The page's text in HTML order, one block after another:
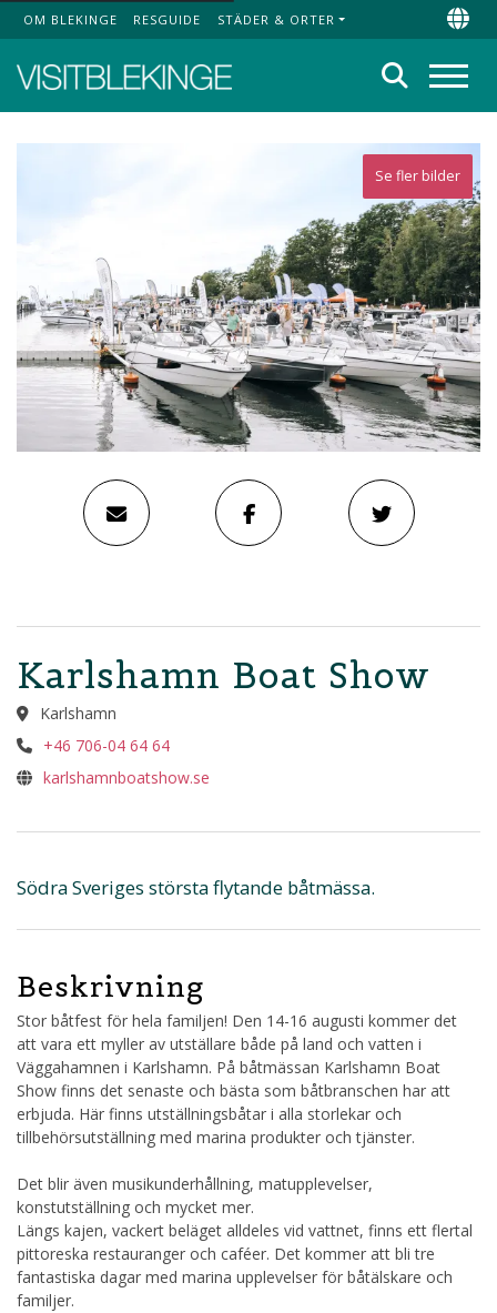
Top Menu
OM BLEKINGE RESGUIDE STÄDER & ORTER
Sök
Se fler bilder
Karlshamn Boat Show
Karlshamn
+46 706-04 64 64
karlshamnboatshow.se
Södra Sveriges största flytande båtmässa.
Beskrivning
Stor båtfest för hela familjen! Den 14-16 augusti kommer det
att vara ett myller av utställare både på land och vatten i
Väggahamnen i Karlshamn. På båtmässan Karlshamn Boat
Show finns det senaste och bästa som båtbranschen har att
erbjuda. Här finns utställningsbåtar i alla storlekar och
tillbehörsutställning med marina produkter och tjänster.
Det blir även musikunderhållning, matupplevelser,
konstutställning och mycket mer.
Längs kajen, vackert beläget alldeles vid vattnet, finns ett flertal
pittoreska restauranger och caféer. Det kommer att bli tre
fantastiska dagar med marina upplevelser för båtälskare och
familjer.